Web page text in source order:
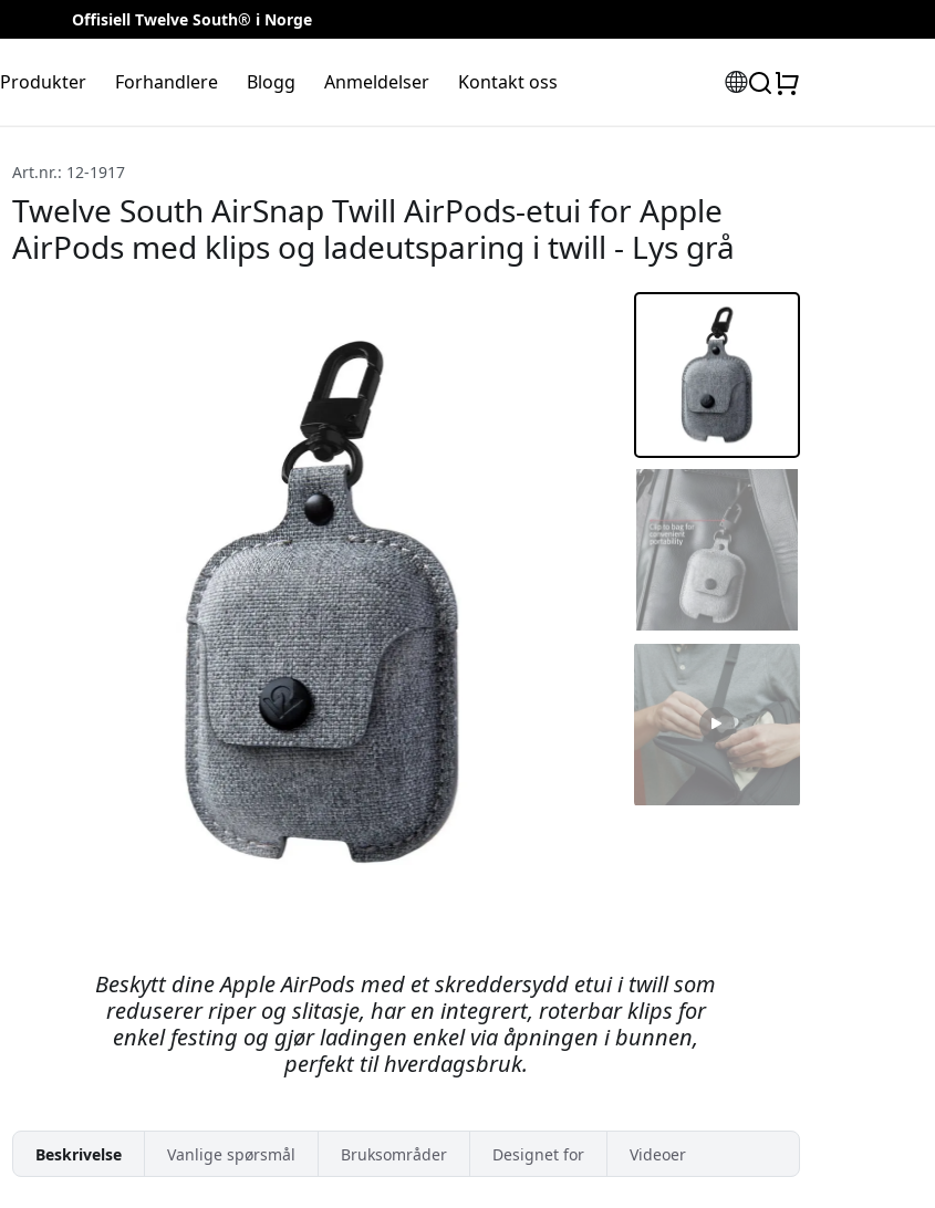
Offisiell Twelve South® i Norge
Produkter Forhandlere Blogg Anmeldelser Kontakt oss
Art.nr.: 12-1917
Twelve South AirSnap Twill AirPods-etui for Apple
AirPods med klips og ladeutsparing i twill - Lys grå
Beskytt dine Apple AirPods med et skreddersydd etui i twill som
reduserer riper og slitasje, har en integrert, roterbar klips for
enkel festing og gjør ladingen enkel via åpningen i bunnen,
perfekt til hverdagsbruk.
Beskrivelse Vanlige spørsmål Bruksområder Designet for Videoer